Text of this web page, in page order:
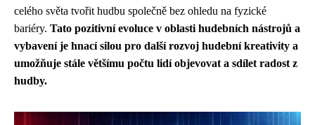
celého světa tvořit hudbu společně bez ohledu na fyzické
bariéry. Tato pozitivní evoluce v oblasti hudebních nástrojů a
vybavení je hnací silou pro další rozvoj hudební kreativity a
umožňuje stále většímu počtu lidí objevovat a sdílet radost z
hudby.